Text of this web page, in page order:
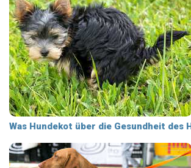
Was Hundekot über die Gesundheit des